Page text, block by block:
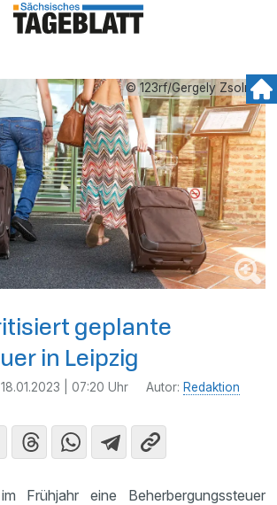
© 123rf/Gergely Zsolnai
geplante
in Leipzig
18.01.2023 | 07:20 Uhr Autor: Redaktion
Frühjahr eine Beherbergungssteuer